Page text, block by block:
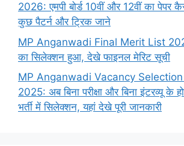
2026: एमपी बोर्ड 10वीं और 12वीं का पेपर
कुछ पैटर्न और ट्रिक जाने
MP Anganwadi Final Merit List
का सिलेक्शन हुआ, देखे फाइनल मेरिट सूची
MP Anganwadi Vacancy
2025: अब बिना परीक्षा और बिना इंटरव्यू के
भर्ती में सिलेक्शन, यहां देखे पूरी जानकारी